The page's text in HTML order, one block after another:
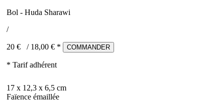
Bol - Huda Sharawi
/
20 € / 18,00 € * COMMANDER
* Tarif adhérent
17 x 12,3 x 6,5 cm
Faïence émaillée